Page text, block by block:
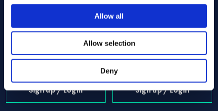
Allow all
Allow selection
Deny
Alloy C-22 Tube/pipe 48.30 x 460.00 ASTM B619
Spec: ASTM B619
48.30 x 460.00
I lager: 1 st
Sign up / Login
Alloy:
Spec: ASTM B619
Dim (mm):
I lager: 1 st
Sign up / Login